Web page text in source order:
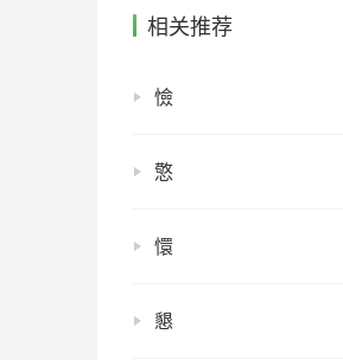
相关推荐
憸
憼
懁
懇